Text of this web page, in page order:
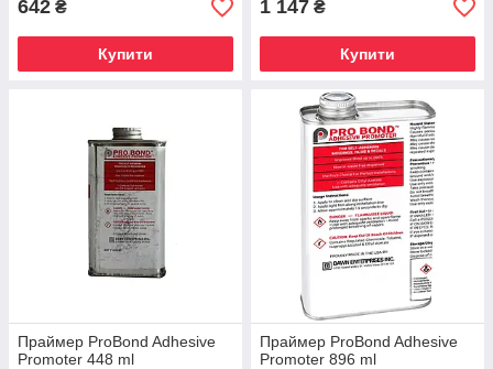
642 ₴
Купити
1 147 ₴
Купити
Праймер ProBond Adhesive
Promoter 448 ml
Праймер ProBond Adhesive
Promoter 896 ml